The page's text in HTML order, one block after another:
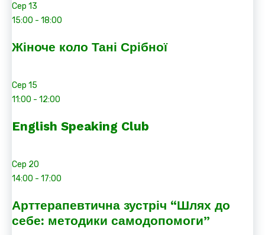
Сер 13
15:00 - 18:00
Жіноче коло Тані Срібної
Сер 15
11:00 - 12:00
English Speaking Club
Сер 20
14:00 - 17:00
Арттерапевтична зустріч “Шлях до
себе: методики самодопомоги”